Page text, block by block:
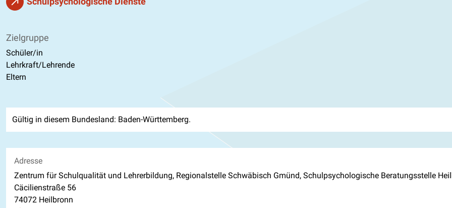
Zielgruppe
Schüler/in
Lehrkraft/Lehrende
Eltern
Gültig in diesem Bundesland: Baden-Württemberg.
Adresse
Zentrum für Schulqualität und Lehrerbildung, Regionalstelle Schwäbisch Gmünd, Schulpsychologische Beratungsstelle
Cäcilienstraße 56
74072 Heilbronn